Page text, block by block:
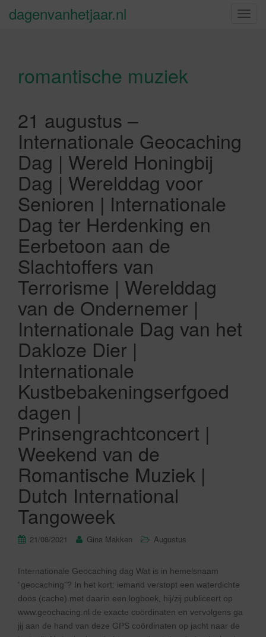
S
dagenvanhetjaar.nl
romantische muziek
21 augustus –
Internationale Geocaching
Dag | Wereld Honingbij
Dag | Werelddag voor
Senioren | Internationale
Dag ter Herdenking en
Eerbetoon aan de
Slachtoffers van
Terrorisme | Werelddag
van de Ondernemer |
Internationale Dag van het
Dakloze Dier |
Internationale
Kustbebakeningserfgoed
dagen |
Prinsengrachtconcert |
Weekend van de
Romantische Muziek |
Dutch International
Tangoweek
21/08/2021 Gina Makken Augustus
Internationale Geocaching dag Wat is in hemelsnaam
“geocaching”? In het kort: iemand verstopt een waterdichte
doos (cache) met daarin een logboek, hij/zij publiceert op
www.geochacing.nl de exacte coördinaten en vervolgens ga
jij aan de hand van deze GPS coördinaten op jacht naar de